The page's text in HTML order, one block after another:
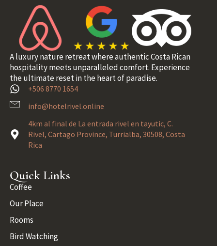
A luxury nature retreat where authentic Costa Rican
hospitality meets unparalleled comfort. Experience
the ultimate reset in the heart of paradise.
+506 8770 1654
info@hotelrivel.online
4km al final de La entrada rivel en tayutic, C.
Rivel, Cartago Province, Turrialba, 30508, Costa
Rica
Quick Links
Coffee
Our Place
Rooms
Bird Watching